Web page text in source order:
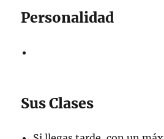
Personalidad
Sus Clases